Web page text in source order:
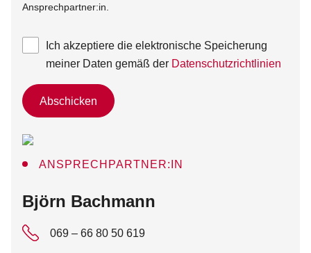
Ansprechpartner:in.
Ich akzeptiere die elektronische Speicherung
meiner Daten gemäß der Datenschutzrichtlinien
Abschicken
ANSPRECHPARTNER:IN
:
Björn Bachmann
069 – 66 80 50 619